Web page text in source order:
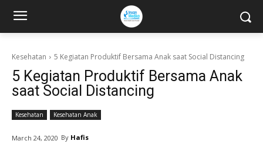
Kesehatan 5 Kegiatan Produktif Bersama Anak saat Social Distancing
5 Kegiatan Produktif Bersama Anak
saat Social Distancing
Kesehatan Kesehatan Anak
March 24, 2020 By Hafis